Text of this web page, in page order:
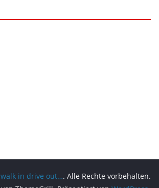
walk in drive out…. Alle Rechte vorbehalten.